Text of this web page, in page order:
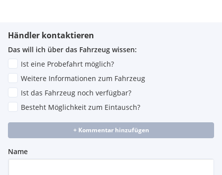
Händler kontaktieren
Das will ich über das Fahrzeug wissen:
Ist eine Probefahrt möglich?
Weitere Informationen zum Fahrzeug
Ist das Fahrzeug noch verfügbar?
Besteht Möglichkeit zum Eintausch?
+ Kommentar hinzufügen
Name